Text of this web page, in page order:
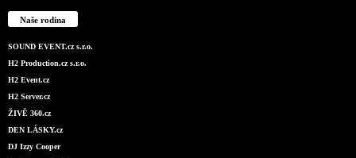
Naše rodina
SOUND EVENT.cz s.r.o.
H2 Production.cz s.r.o.
H2 Event.cz
H2 Server.cz
ŽIVĚ 360.cz
DEN LÁSKY.cz
DJ Izzy Cooper